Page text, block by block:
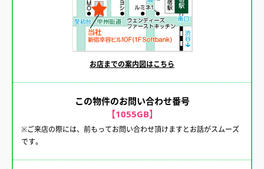
お店までの案内図はこちら
この物件のお問い合わせ番号
【1055GB】
※ご来店の際には、前もってお問い合わせ頂けますとお話がスムーズ
です。